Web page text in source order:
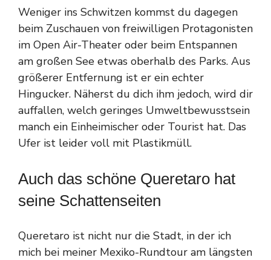
Weniger ins Schwitzen kommst du dagegen
beim Zuschauen von freiwilligen Protagonisten
im Open Air-Theater oder beim Entspannen
am großen See etwas oberhalb des Parks. Aus
größerer Entfernung ist er ein echter
Hingucker. Näherst du dich ihm jedoch, wird dir
auffallen, welch geringes Umweltbewusstsein
manch ein Einheimischer oder Tourist hat. Das
Ufer ist leider voll mit Plastikmüll.
Auch das schöne Queretaro hat
seine Schattenseiten
Queretaro ist nicht nur die Stadt, in der ich
mich bei meiner Mexiko-Rundtour am längsten